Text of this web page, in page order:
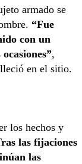
armado se
“Fue
con un
,
en el sitio.
los hechos y
las fijaciones
las